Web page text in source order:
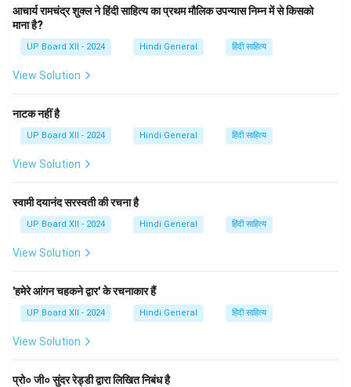
आचार्य रामचंद्र शुक्ल ने हिंदी साहित्य का प्रथम मौलिक उपन्यास निम्न में से किसको
माना है?
UP Board XII - 2024 Hindi General हिंदी साहित्य
View Solution
नाटक नहीं है
UP Board XII - 2024 Hindi General हिंदी साहित्य
View Solution
स्वामी दयानंद सरस्वती की रचना है
UP Board XII - 2024 Hindi General हिंदी साहित्य
View Solution
'हमेरे आंगन चहकने द्वार' के रचनाकार हैं
UP Board XII - 2024 Hindi General हिंदी साहित्य
View Solution
प्रो० जी० सुंदर रेड्डी द्वारा लिखित निबंध है